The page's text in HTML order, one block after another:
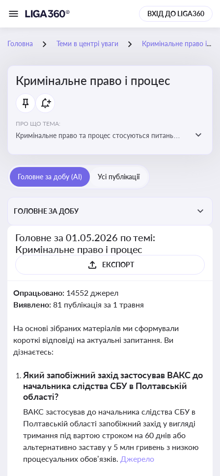
ВХІД ДО LIGA360
Головна Теми в центрі уваги Кримінальне право і процес
Кримінальне право і процес
ПРО ЩО ТЕМА:
Кримінальне право та процес стосуються питань
Головне за добу (AI) Усі публікації
ГОЛОВНЕ ЗА ДОБУ
Головне за 01.05.2026 по темі:
Кримінальне право і процес
ЕКСПОРТ
Опрацьовано: 14552 джерел
Виявлено: 81 публікація за 1 травня
На основі зібраних матеріалів ми сформували
короткі відповіді на актуальні запитання. Ви
дізнаєтесь:
Який запобіжний захід застосував ВАКС до
начальника слідства СБУ в Полтавській
області?
ВАКС застосував до начальника слідства СБУ в
Полтавській області запобіжний захід у вигляді
тримання під вартою строком на 60 днів або
альтернативно заставу у 5 млн гривень з низкою
процесуальних обов’язків. Джерело